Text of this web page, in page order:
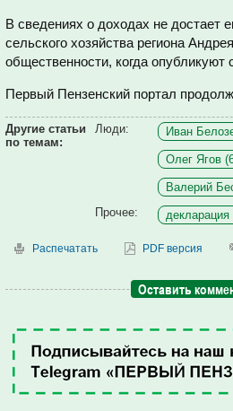
В сведениях о доходах не достает
сельского хозяйства региона
общественности, когда опубликуют
Первый Пензенский портал
Другие статьи
по темам:
Люди: Иван
Олег Ягов
Валерий
Прочее:
Распечатать PDF версия
Оставить